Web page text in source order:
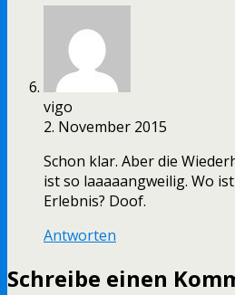
vigo
2. November 2015
Schon klar. Aber die
ist so laaaaangweilig. Wo
Erlebnis? Doof.
Antworten
Schreibe einen